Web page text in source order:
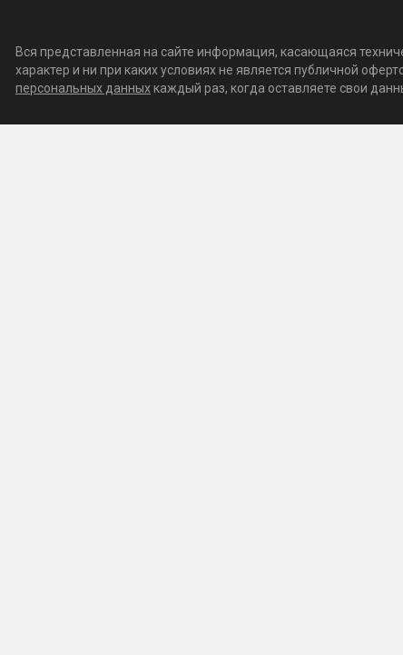
Вся представленная на сайте информация, касающаяся
характер и ни при каких условиях не является публичной
персональных данныхкаждый раз, когда оставляете свои